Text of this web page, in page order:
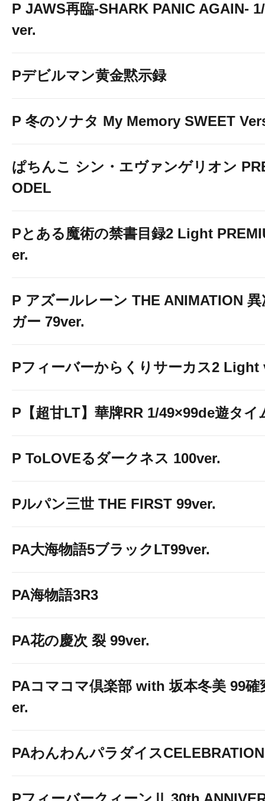
↓↓↓画像をクリックして詳細情報
アニマルスロット ドッ
↓↓↓画像をクリックして詳細情報
P JAWS再臨-SHARK PANIC AGAIN-
ver.
Pデビルマン黄金黙示録
P 冬のソナタ My Memory SWEET
ぱちんこ シン・エヴァンゲリオン
ODEL
Pとある魔術の禁書目録2 Light
er.
P アズールレーン THE ANIMATION
ガー 79ver.
Pフィーバーからくりサーカス2 Light
P【超甘LT】華牌RR 1/49×99de遊タイ
P ToLOVEるダークネス 100ver.
Pルパン三世 THE FIRST 99ver.
PA大海物語5ブラックLT99ver.
PA海物語3R3
PA花の慶次 裂 99ver.
PAコマコマ倶楽部 with 坂本冬美 99確
er.
PAわんわんパラダイスCELEBRATION